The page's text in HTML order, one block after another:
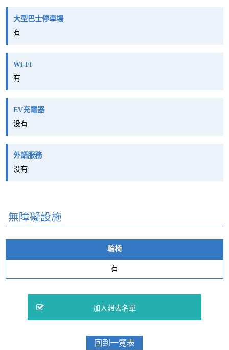
大型巴士停車場
有
Wi-Fi
有
EV充電器
没有
外語服務
没有
無障礙設施
輪椅
有
回到一覽表